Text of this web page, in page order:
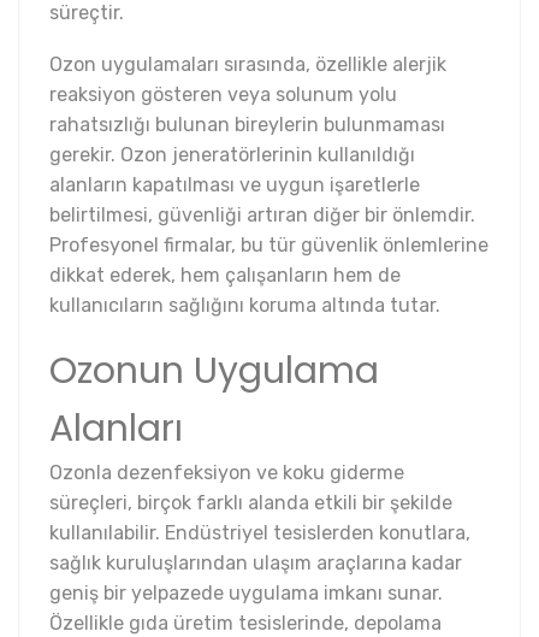
süreçtir.
Ozon uygulamaları sırasında, özellikle alerjik
reaksiyon gösteren veya solunum yolu
rahatsızlığı bulunan bireylerin bulunmaması
gerekir. Ozon jeneratörlerinin kullanıldığı
alanların kapatılması ve uygun işaretlerle
belirtilmesi, güvenliği artıran diğer bir önlemdir.
Profesyonel firmalar, bu tür güvenlik önlemlerine
dikkat ederek, hem çalışanların hem de
kullanıcıların sağlığını koruma altında tutar.
Ozonun Uygulama
Alanları
Ozonla dezenfeksiyon ve koku giderme
süreçleri, birçok farklı alanda etkili bir şekilde
kullanılabilir. Endüstriyel tesislerden konutlara,
sağlık kuruluşlarından ulaşım araçlarına kadar
geniş bir yelpazede uygulama imkanı sunar.
Özellikle gıda üretim tesislerinde, depolama